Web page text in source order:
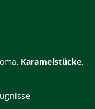
Karamelstücke,